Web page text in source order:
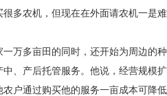
多农机，但现在在外面请农机一是
多亩田的同时，还开始为周边的
、产后托管服务。他说，经营规模
户通过购买他的服务一亩成本可降